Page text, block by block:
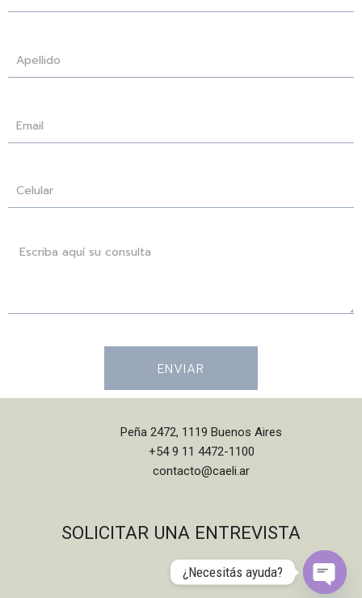
ENVIAR
Peña 2472, 1119 Buenos Aires
+54 9 11 4472-1100
contacto@caeli.ar
SOLICITAR UNA ENTREVISTA
¿Necesitás ayuda?